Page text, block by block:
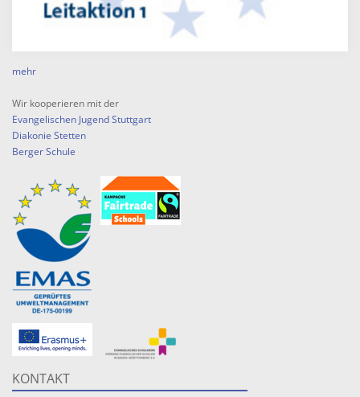
mehr
Wir kooperieren mit der
Evangelischen Jugend Stuttgart
Diakonie Stetten
Berger Schule
KONTAKT